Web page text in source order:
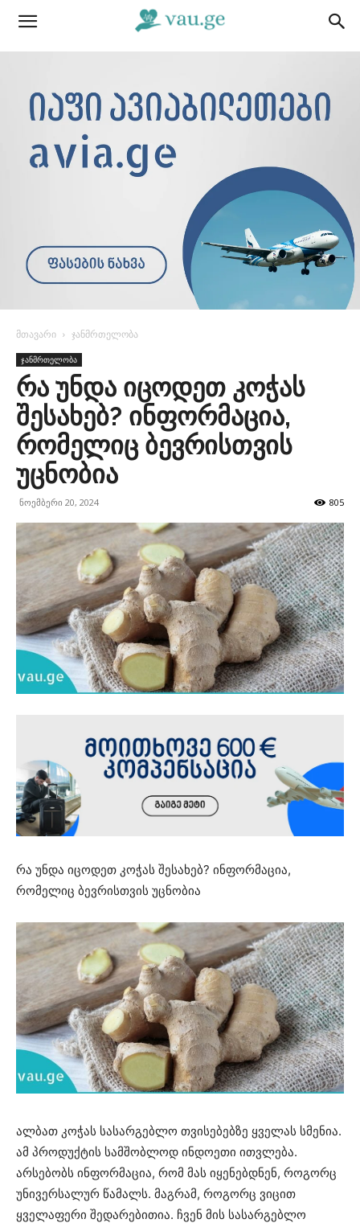
მთავარი ჯანმრთელობა
ჯანმრთელობა
რა უნდა იცოდეთ კოჭას
შესახებ? ინფორმაცია,
რომელიც ბევრისთვის
უცნობია
ნოემბერი 20, 2024 805
რა უნდა იცოდეთ კოჭას შესახებ? ინფორმაცია,
რომელიც ბევრისთვის უცნობია
ალბათ კოჭას სასარგებლო თვისებებზე ყველას სმენია.
ამ პროდუქტის სამშობლოდ ინდოეთი ითვლება.
არსებობს ინფორმაცია, რომ მას იყენებდნენ, როგორც
უნივერსალურ წამალს. მაგრამ, როგორც ვიცით
ყველაფერი შედარებითია. ჩვენ მის სასარგებლო